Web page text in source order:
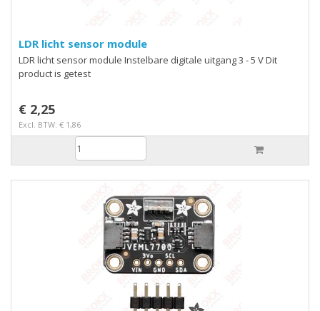
LDR licht sensor module
LDR licht sensor module Instelbare digitale uitgang 3 - 5 V Dit
product is getest
€ 2,25
Excl. BTW: € 1,86